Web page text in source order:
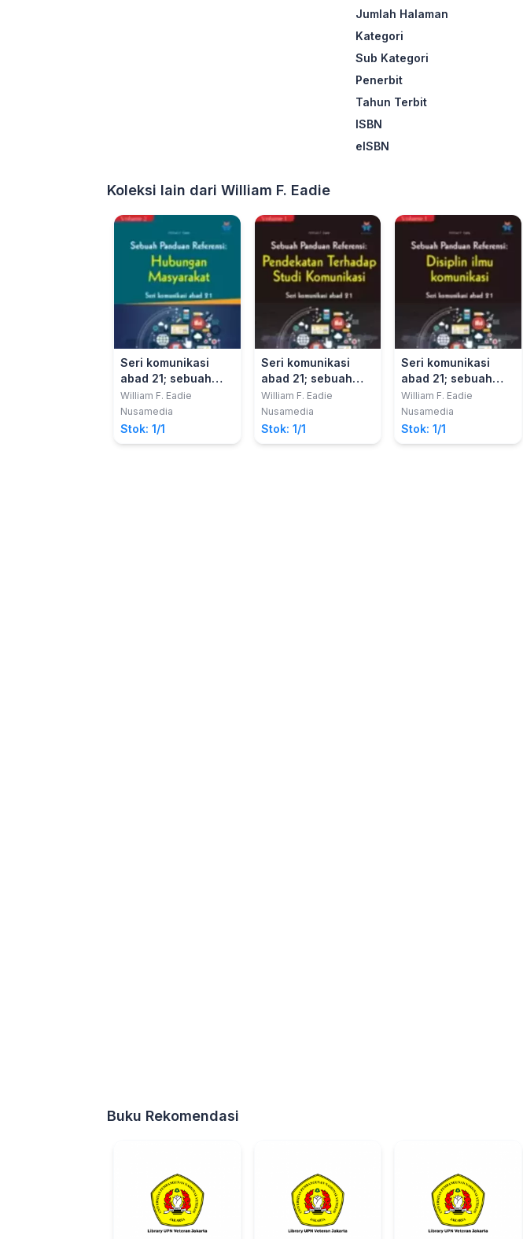
Jumlah Halaman
Kategori
Sub Kategori
Penerbit
Tahun Terbit
ISBN
eISBN
Koleksi lain dari William F. Eadie
Seri komunikasi
abad 21; sebuah
panduan referensi
vol. 2, Hubungan
masyarakat
William F. Eadie
Nusamedia
Stok: 1/1
Seri komunikasi
abad 21; sebuah
panduan referensi
vol. 1, Pendekatan
terhadap studi
komunikasi
William F. Eadie
Nusamedia
Stok: 1/1
Seri komunikasi
abad 21; sebuah
panduan referensi
vol. 1, Disiplin ilmu
komunikasi
William F. Eadie
Nusamedia
Stok: 1/1
Buku Rekomendasi